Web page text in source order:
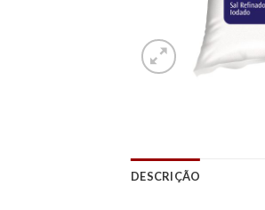
DESCRIÇÃO